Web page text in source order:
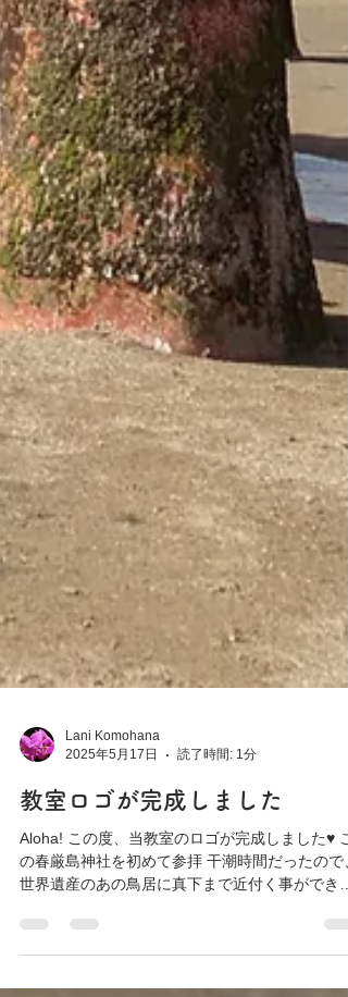
2025年5月17日
読了時間: 1分
教室ロゴが完成しました
Aloha! この度、当教室のロゴが完成しました♥ こ
の春厳島神社を初めて参拝 干潮時間だったので
世界遺産のあの鳥居に真下まで近付く事ができま
は大きくて、樹そのものの手触り...